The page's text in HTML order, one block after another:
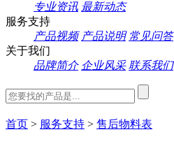
专业资讯 最新动态
服务支持
产品视频 产品说明 常见问答
关于我们
品牌简介 企业风采 联系我们
首页 > 服务支持 > 售后物料表